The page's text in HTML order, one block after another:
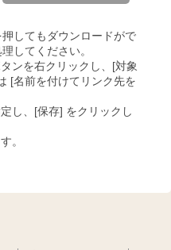
押してもダウンロードがで
してください。
ンを右クリックし、[対象
[名前を付けてリンク先を
し、[保存] をクリックし
。